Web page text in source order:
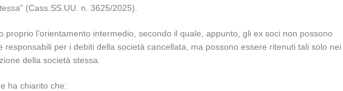
” (Cass.SS.UU. n. 3625/2025).
proprio l’orientamento intermedio, secondo il quale, appunto, gli ex soci non possono
responsabili per i debiti della società cancellata, ma possono essere ritenuti tali solo nei
della società stessa.
ha chiarito che: